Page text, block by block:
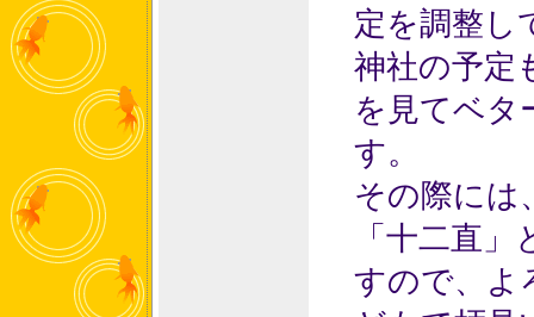
定を調整し
神社の予定
を見てベタ
す。
その際には
「十二直
すので、よ